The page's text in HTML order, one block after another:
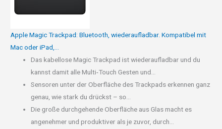
Apple Magic Trackpad: Bluetooth, wiederaufladbar. Kompatibel mit
Mac oder iPad,...
Das kabellose Magic Trackpad ist wiederaufladbar und du
kannst damit alle Multi‑Touch Gesten und...
Sensoren unter der Oberfläche des Trackpads erkennen ganz
genau, wie stark du drückst – so...
Die große durchgehende Oberfläche aus Glas macht es
angenehmer und produktiver als je zuvor, durch...